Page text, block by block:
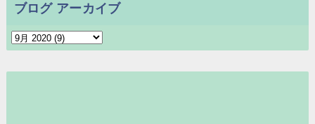
ブログ アーカイブ